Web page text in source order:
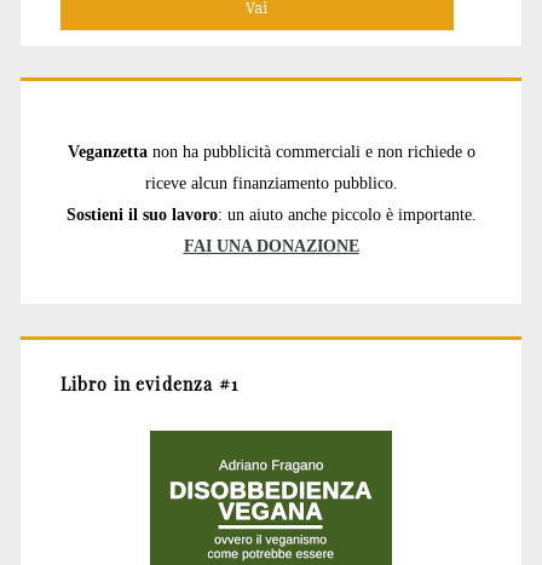
Veganzetta non ha pubblicità commerciali e non richiede o
riceve alcun finanziamento pubblico.
Sostieni il suo lavoro: un aiuto anche piccolo è importante.
FAI UNA DONAZIONE
Libro in evidenza #1